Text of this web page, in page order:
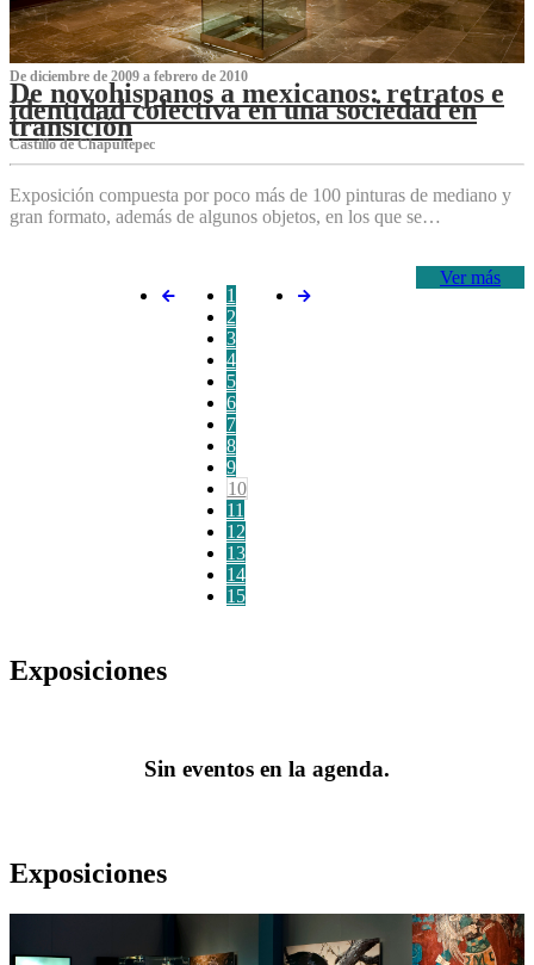
De diciembre de 2009 a febrero de 2010
De novohispanos a mexicanos: retratos e
identidad colectiva en una sociedad en
transición
Castillo de Chapultepec
Exposición compuesta por poco más de 100 pinturas de mediano y
gran formato, además de algunos objetos, en los que se…
Ver más
1
2
3
4
5
6
7
8
9
10
11
12
13
14
15
Exposiciones
Sin eventos en la agenda.
Exposiciones